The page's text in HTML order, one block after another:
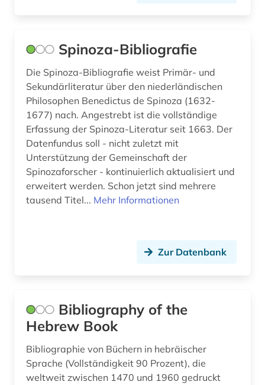
kultur (1)
kulturgeschichte (1)
kunst (2)
literatur (5)
literaturgeschichte (1)
mischna (2)
musik (3)
naher osten (1)
nationalbibliografie (1)
neuhebräisch (1)
Spinoza-Bibliografie
Die Spinoza-Bibliografie weist Primär- und
Sekundärliteratur über den niederländischen
Philosophen Benedictus de Spinoza (1632-
1677) nach. Angestrebt ist die vollständige
Erfassung der Spinoza-Literatur seit 1663. Der
Datenfundus soll - nicht zuletzt mit
Unterstützung der Gemeinschaft der
Spinozaforscher - kontinuierlich aktualisiert und
erweitert werden. Schon jetzt sind mehrere
tausend Titel... Mehr Informationen
Zur Datenbank
Bibliography of the
Hebrew Book
Bibliographie von Büchern in hebräischer
Sprache (Vollständigkeit 90 Prozent), die
weltweit zwischen 1470 und 1960 gedruckt